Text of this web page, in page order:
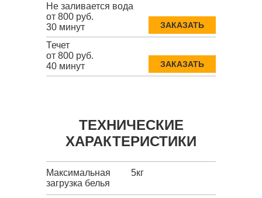
Не заливается вода
от 800 руб.
30 минут
ЗАКАЗАТЬ
Течет
от 800 руб.
40 минут
ЗАКАЗАТЬ
ТЕХНИЧЕСКИЕ
ХАРАКТЕРИСТИКИ
Максимальная
загрузка белья
5кг